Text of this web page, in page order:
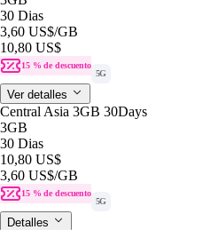
30 Dias
3,60 US$/GB
10,80 US$
15 % de descuento
5G
Ver detalles
Central Asia 3GB 30Days
3GB
30 Dias
10,80 US$
3,60 US$/GB
15 % de descuento
5G
Detalles